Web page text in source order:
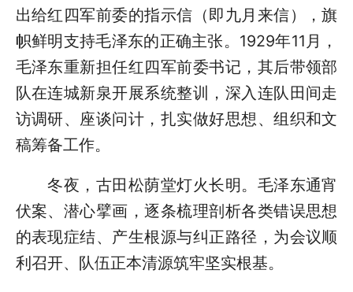
出给红四军前委的指示信（即九月来信），旗
帜鲜明支持毛泽东的正确主张。1929年11月，
毛泽东重新担任红四军前委书记，其后带领部
队在连城新泉开展系统整训，深入连队田间走
访调研、座谈问计，扎实做好思想、组织和文
稿筹备工作。
冬夜，古田松荫堂灯火长明。毛泽东通宵
伏案、潜心擘画，逐条梳理剖析各类错误思想
的表现症结、产生根源与纠正路径，为会议顺
利召开、队伍正本清源筑牢坚实根基。